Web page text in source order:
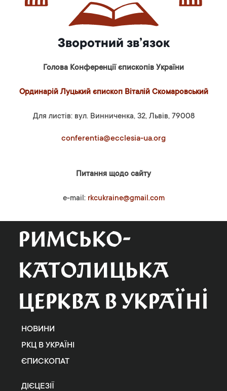
Зворотний зв’язок
Голова Конференції єпископів України
Ординарій Луцький єпископ Віталій Скомаровський
Для листів: вул. Винниченка, 32, Львів, 79008
conferentia@ecclesia-ua.org
Питання щодо сайту
e-mail: rkcukraine@gmail.com
НОВИНИ
РКЦ В УКРАЇНІ
ЄПИСКОПАТ
ДІЄЦЕЗІЇ